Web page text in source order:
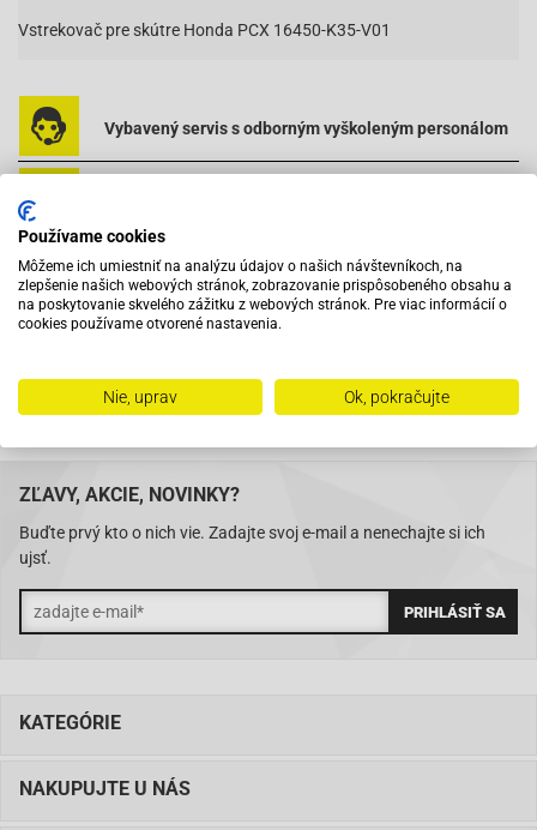
Vstrekovač pre skútre Honda PCX 16450-K35-V01
Vybavený servis s odborným vyškoleným personálom
Na trhu od roku 2007
ZĽAVY, AKCIE, NOVINKY?
Buďte prvý kto o nich vie. Zadajte svoj e-mail a nenechajte si ich
ujsť.
KATEGÓRIE
NAKUPUJTE U NÁS
Používame cookies
Môžeme ich umiestniť na analýzu údajov o našich návštevníkoch, na
zlepšenie našich webových stránok, zobrazovanie prispôsobeného obsahu a
na poskytovanie skvelého zážitku z webových stránok. Pre viac informácií o
cookies používame otvorené nastavenia.
Nie, uprav Ok, pokračujte